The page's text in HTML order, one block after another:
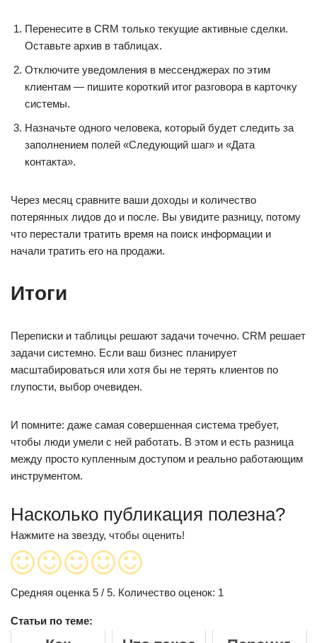
Перенесите в CRM только текущие активные сделки.
Оставьте архив в таблицах.
Отключите уведомления в мессенджерах по этим
клиентам — пишите короткий итог разговора в карточку
системы.
Назначьте одного человека, который будет следить за
заполнением полей «Следующий шаг» и «Дата
контакта».
Через месяц сравните ваши доходы и количество
потерянных лидов до и после. Вы увидите разницу, потому
что перестали тратить время на поиск информации и
начали тратить его на продажи.
Итоги
Переписки и таблицы решают задачи точечно. CRM решает
задачи системно. Если ваш бизнес планирует
масштабироваться или хотя бы не терять клиентов по
глупости, выбор очевиден.
И помните: даже самая совершенная система требует,
чтобы люди умели с ней работать. В этом и есть разница
между просто купленным доступом и реально работающим
инструментом.
Насколько публикация полезна?
Нажмите на звезду, чтобы оценить!
Средняя оценка 5 / 5. Количество оценок: 1
Статьи по теме: